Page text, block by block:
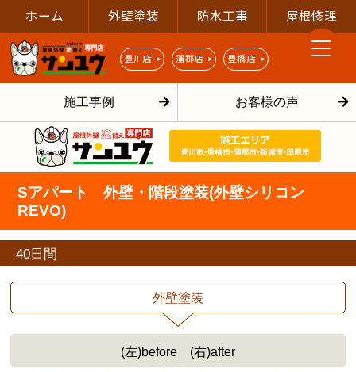
ホーム 外壁塗装 防水工事 屋根修理
豊川店 > 蒲郡店 > 豊橋店 >
施工事例 お客様の声
Sアパート 外壁・階段塗装(外壁シリコン
REVO)
40日間
外壁塗装
(左)before (右)after